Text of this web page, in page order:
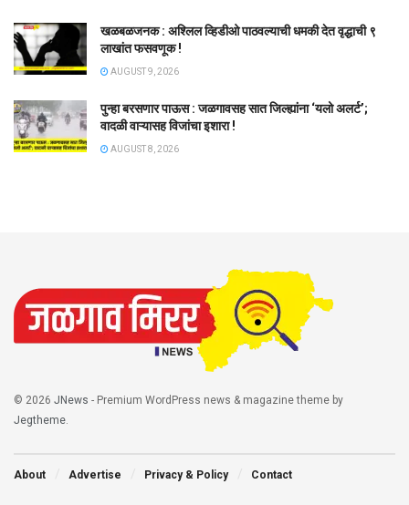
खळबळजनक : अश्लिल व्हिडीओ पाठवल्याची धमकी देत वृद्धाची ९
लाखांत फसवणूक !
AUGUST 9, 2026
पुन्हा बरसणार पाऊस : जळगावसह सात जिल्ह्यांना ‘यलो अलर्ट’;
वादळी वाऱ्यासह विजांचा इशारा !
AUGUST 8, 2026
© 2026 JNews - Premium WordPress news & magazine theme by
Jegtheme
About Advertise Privacy & Policy Contact